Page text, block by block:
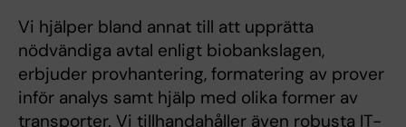
Vi hjälper bland annat till att upprätta
nödvändiga avtal enligt biobankslagen,
erbjuder provhantering, formatering av prover
inför analys samt hjälp med olika former av
transporter. Vi tillhandahåller även robusta IT-